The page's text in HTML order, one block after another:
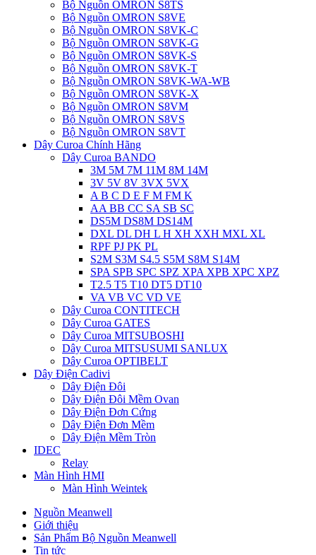
Bộ Nguồn OMRON S8TS
Bộ Nguồn OMRON S8VE
Bộ Nguồn OMRON S8VK-C
Bộ Nguồn OMRON S8VK-G
Bộ Nguồn OMRON S8VK-S
Bộ Nguồn OMRON S8VK-T
Bộ Nguồn OMRON S8VK-WA-WB
Bộ Nguồn OMRON S8VK-X
Bộ Nguồn OMRON S8VM
Bộ Nguồn OMRON S8VS
Bộ Nguồn OMRON S8VT
Dây Curoa Chính Hãng
Dây Curoa BANDO
3M 5M 7M 11M 8M 14M
3V 5V 8V 3VX 5VX
A B C D E F M FM K
AA BB CC SA SB SC
DS5M DS8M DS14M
DXL DL DH L H XH XXH MXL XL
RPF PJ PK PL
S2M S3M S4.5 S5M S8M S14M
SPA SPB SPC SPZ XPA XPB XPC XPZ
T2.5 T5 T10 DT5 DT10
VA VB VC VD VE
Dây Curoa CONTITECH
Dây Curoa GATES
Dây Curoa MITSUBOSHI
Dây Curoa MITSUSUMI SANLUX
Dây Curoa OPTIBELT
Dây Điện Cadivi
Dây Điện Đôi
Dây Điện Đôi Mềm Ovan
Dây Điện Đơn Cứng
Dây Điện Đơn Mềm
Dây Điện Mềm Tròn
IDEC
Relay
Màn Hình HMI
Màn Hình Weintek
Nguồn Meanwell
Giới thiệu
Sản Phẩm Bộ Nguồn Meanwell
Tin tức